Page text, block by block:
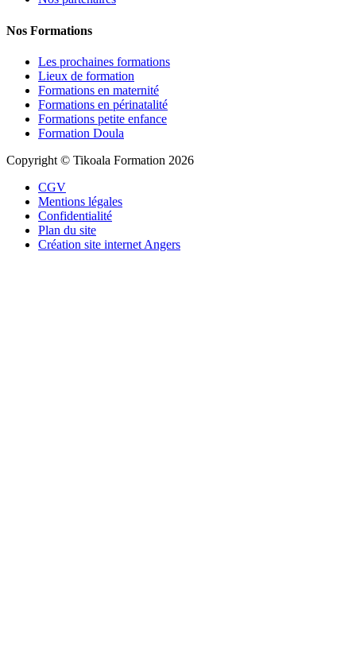
Nos Formations
Les prochaines formations
Lieux de formation
Formations en maternité
Formations en périnatalité
Formations petite enfance
Formation Doula
Copyright © Tikoala Formation 2026
CGV
Mentions légales
Confidentialité
Plan du site
Création site internet Angers